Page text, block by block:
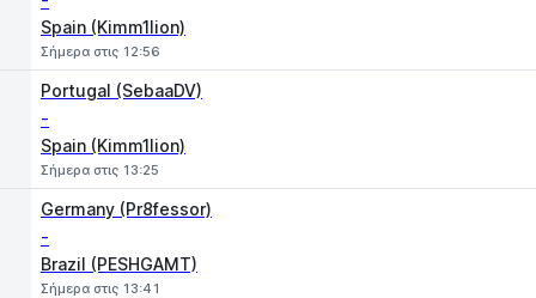
Spain (Kimm1lion)
Σήμερα στις 12:56
Portugal (SebaaDV)
-
Spain (Kimm1lion)
Σήμερα στις 13:25
Germany (Pr8fessor)
-
Brazil (PESHGAMT)
Σήμερα στις 13:41